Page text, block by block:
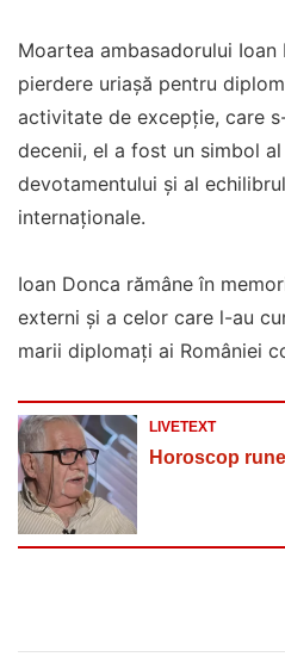
Moartea ambasadorului Ioan
pierdere uriașă pentru
activitate de excepție, care
decenii, el a fost un simbol
devotamentului și al
internaționale.
Ioan Donca rămâne în
externi și a celor care l-au
marii diplomați ai României
LIVETEXT
Horoscop